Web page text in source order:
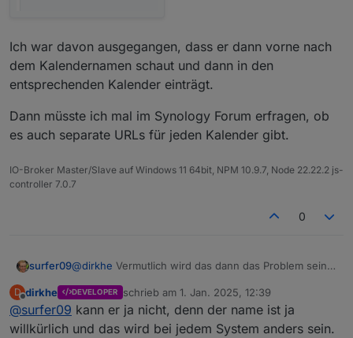
Ich war davon ausgegangen, dass er dann vorne nach
dem Kalendernamen schaut und dann in den
entsprechenden Kalender einträgt.
Dann müsste ich mal im Synology Forum erfragen, ob
es auch separate URLs für jeden Kalender gibt.
IO-Broker Master/Slave auf Windows 11 64bit, NPM 10.9.7, Node 22.22.2 js-
controller 7.0.7
0
surfer09@dirkhe Vermutlich wird das dann das Problem sein.
NAS:
D
Offline
dirkhe DEVELOPER schrieb am 1. Jan. 2025, 12:39
zuletzt editiert von
@surfer09 kann er ja nicht, denn der name ist ja
willkürlich und das wird bei jedem System anders sein.